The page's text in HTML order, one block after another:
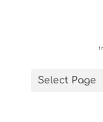
Select Page